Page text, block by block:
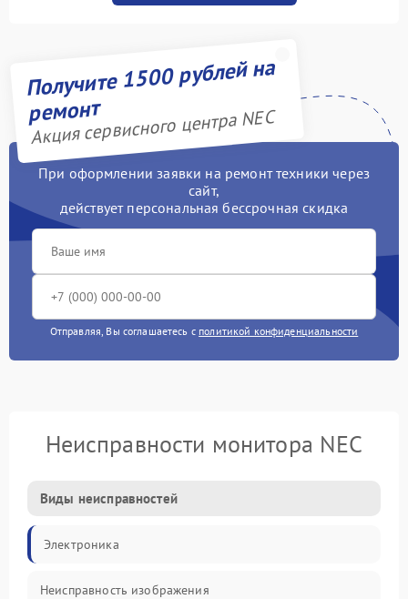
Получите 1500 рублей на
ремонт
Акция сервисного центра NEC
При оформлении заявки на ремонт техники через
сайт,
действует персональная бессрочная скидка
Отправляя, Вы соглашаетесь с политикой конфиденциальности
Неисправности монитора NEC
Виды неисправностей
Электроника
Неисправность изображения